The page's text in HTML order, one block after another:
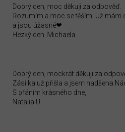
Dobrý den, moc děkuji za odpověď.
Rozumím a moc se těším. Už mám
a jsou úžasné❤
Hezký den. Michaela
Dobrý den, mockrát děkuji za
Zásilka už přišla a jsem
S přáním krásného dne,
Natalia U.